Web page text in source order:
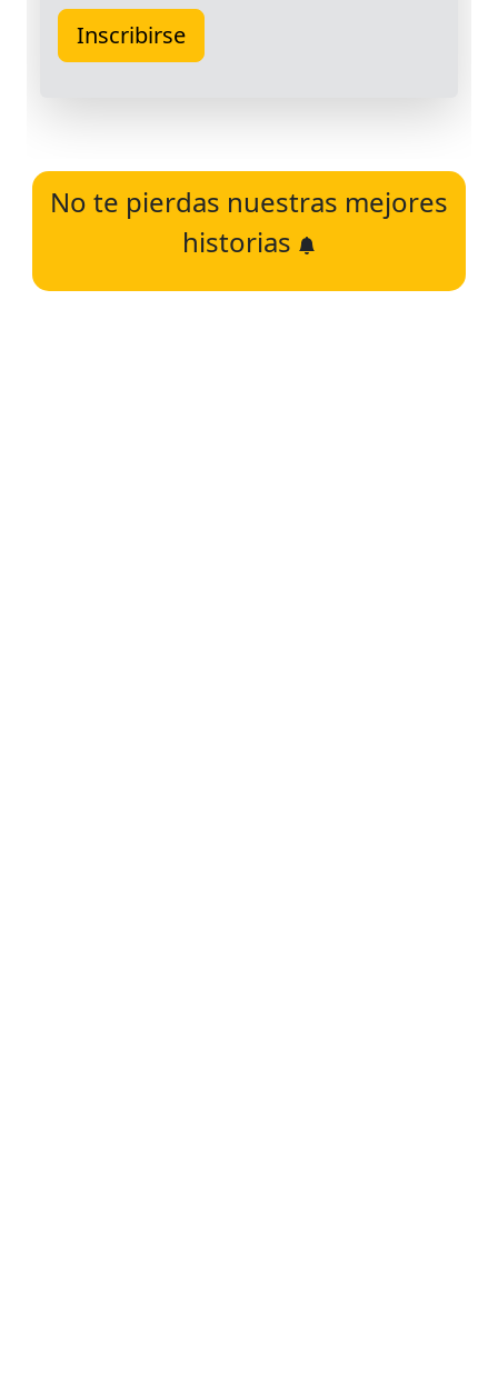
No te pierdas nuestras mejores
historias